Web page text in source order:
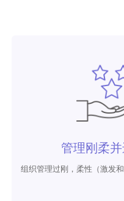
管理刚柔
组织管理过刚，柔性（激发